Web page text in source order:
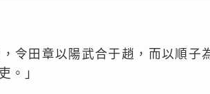
令田章以陽武合于趙，而以順
。」